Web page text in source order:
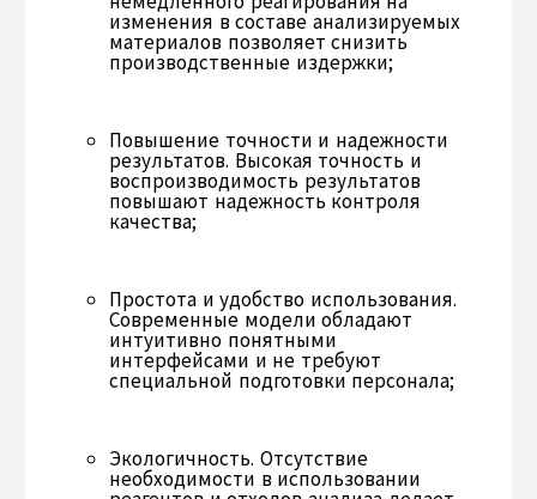
изменения в составе анализируемых
материалов позволяет снизить
производственные издержки;
Повышение точности и надежности
результатов. Высокая точность и
воспроизводимость результатов
повышают надежность контроля
качества;
Простота и удобство использования.
Современные модели обладают
интуитивно понятными
интерфейсами и не требуют
специальной подготовки персонала;
Экологичность. Отсутствие
необходимости в использовании